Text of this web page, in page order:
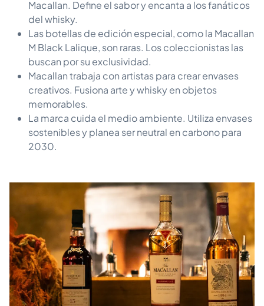
Macallan. Define el sabor y encanta a los fanáticos
del whisky.
Las botellas de edición especial, como la Macallan
M Black Lalique, son raras. Los coleccionistas las
buscan por su exclusividad.
Macallan trabaja con artistas para crear envases
creativos. Fusiona arte y whisky en objetos
memorables.
La marca cuida el medio ambiente. Utiliza envases
sostenibles y planea ser neutral en carbono para
2030.